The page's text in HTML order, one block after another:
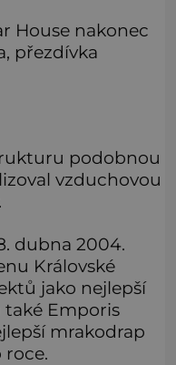
House nakonec
přezdívka
podobnou
vzduchovou
dubna 2004.
Královské
jako nejlepší
také Emporis
mrakodrap